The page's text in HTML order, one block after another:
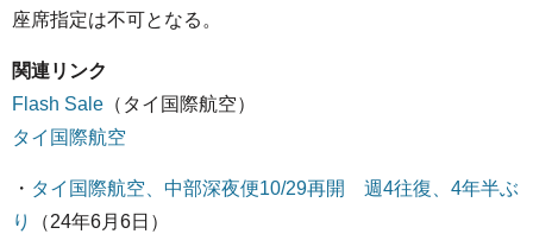
座席指定は不可となる。
関連リンク
Flash Sale （タイ国際航空）
タイ国際航空
・ タイ国際航空、中部深夜便10/29再開 週4往復、4年半ぶ
り
（24年6月6日）